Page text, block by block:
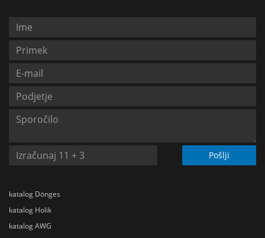
Pošlji
katalog Dönges
katalog Holik
katalog AWG